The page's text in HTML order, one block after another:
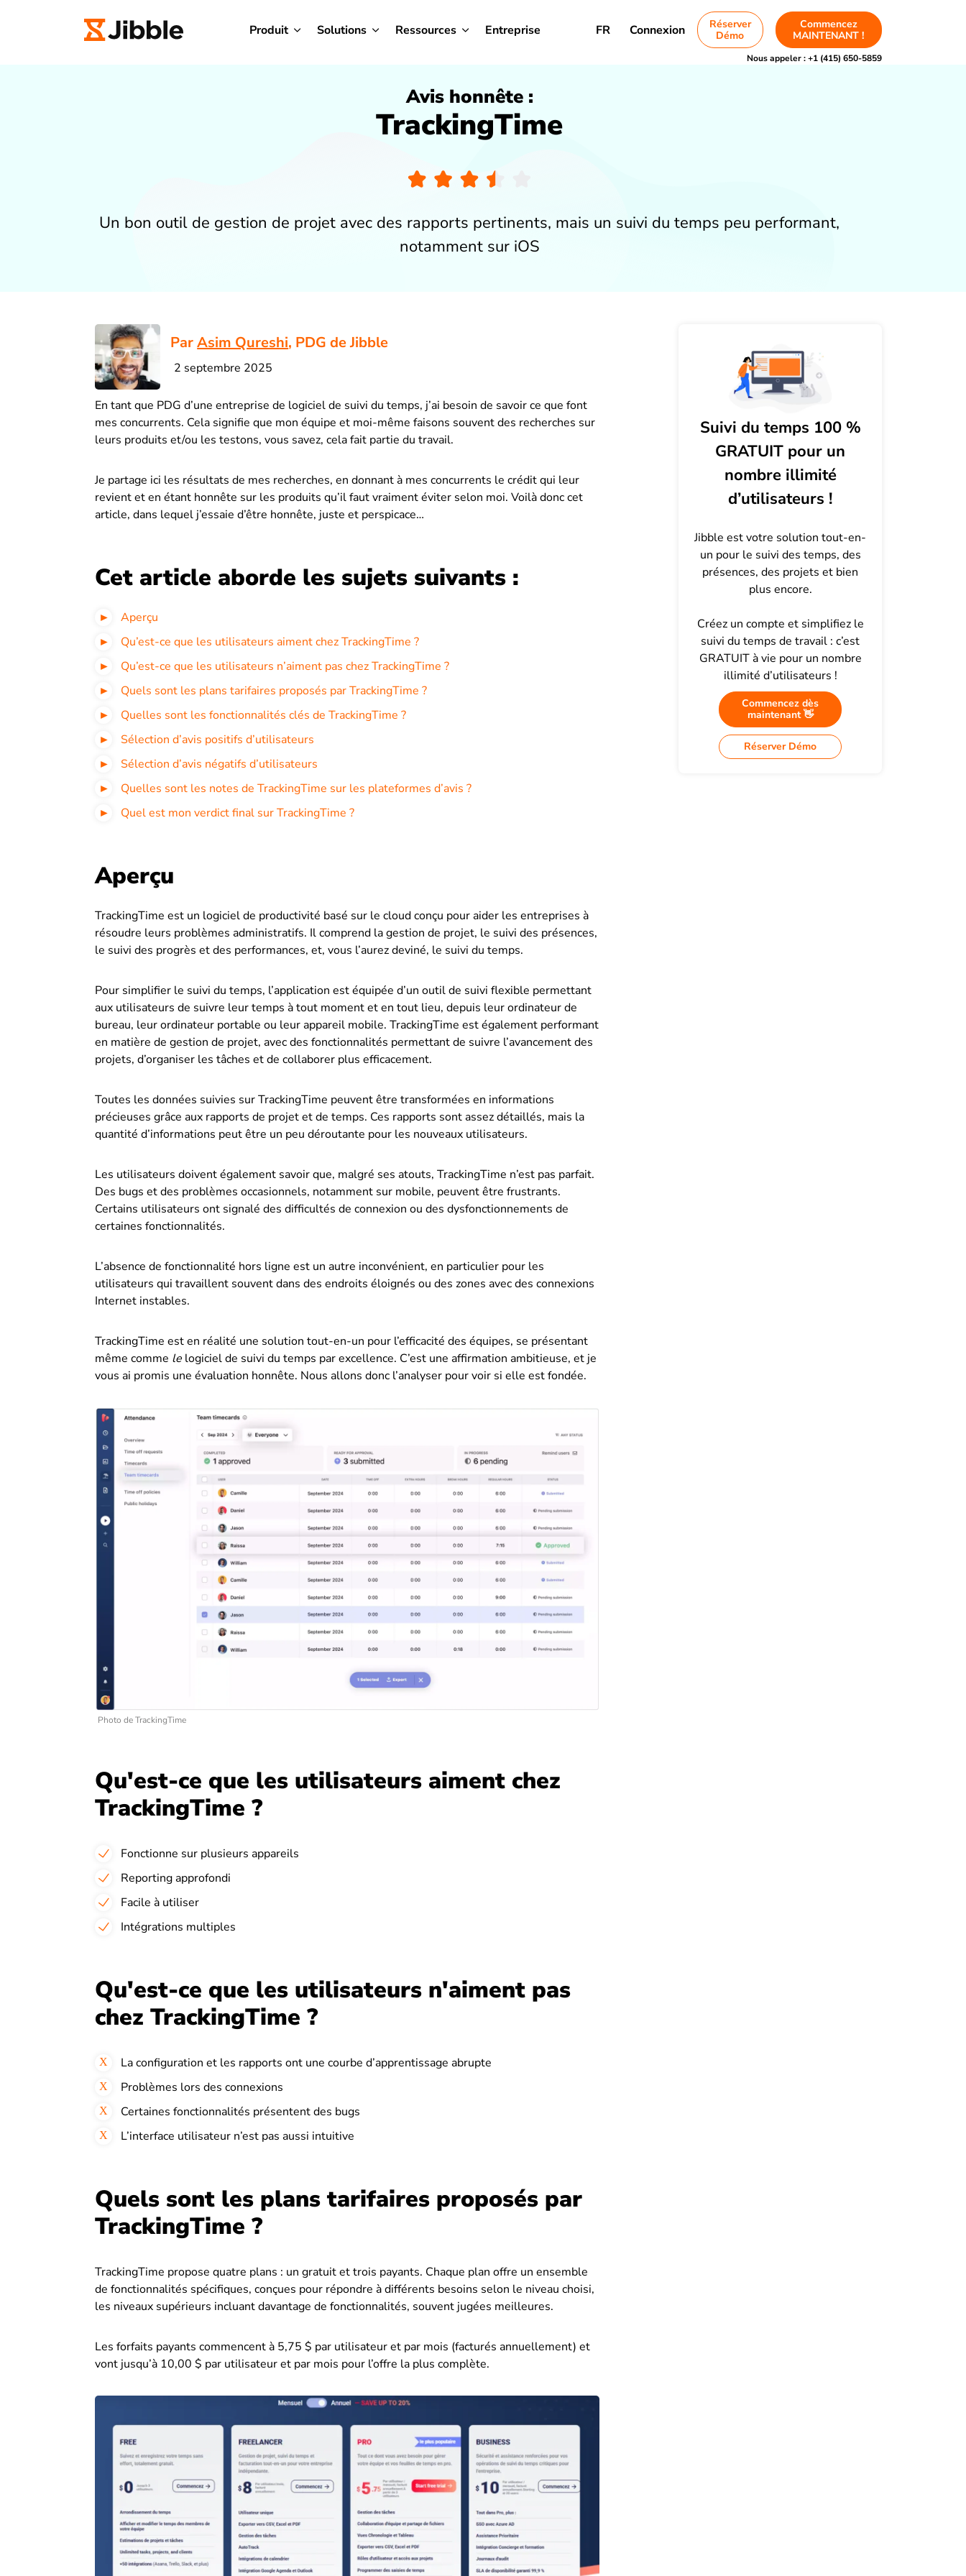
Produit Solutions Ressources Entreprise FR Connexion
Réserver
Démo
Commencez
MAINTENANT !
Nous appeler :+1 (415) 650-5859
Avis honnête :
TrackingTime
Un bon outil de gestion de projet avec des rapports pertinents, mais un suivi du temps peu performant,
notamment sur iOS
ParAsim Qureshi, PDG de Jibble
2 septembre 2025
En tant que PDG d’une entreprise de logiciel de suivi du temps, j’ai besoin de savoir ce que font
mes concurrents. Cela signifie que mon équipe et moi-même faisons souvent des recherches sur
leurs produits et/ou les testons, vous savez, cela fait partie du travail.
Je partage ici les résultats de mes recherches, en donnant à mes concurrents le crédit qui leur
revient et en étant honnête sur les produits qu’il faut vraiment éviter selon moi. Voilà donc cet
article, dans lequel j’essaie d’être honnête, juste et perspicace…
Cet article aborde les sujets suivants :
Aperçu
Qu’est-ce que les utilisateurs aiment chez TrackingTime ?
Qu’est-ce que les utilisateurs n’aiment pas chez TrackingTime ?
Quels sont les plans tarifaires proposés par TrackingTime ?
Quelles sont les fonctionnalités clés de TrackingTime ?
Sélection d’avis positifs d’utilisateurs
Sélection d’avis négatifs d’utilisateurs
Quelles sont les notes de TrackingTime sur les plateformes d’avis ?
Quel est mon verdict final sur TrackingTime ?
Aperçu
TrackingTime est un logiciel de productivité basé sur le cloud conçu pour aider les entreprises à
résoudre leurs problèmes administratifs. Il comprend la gestion de projet, le suivi des présences,
le suivi des progrès et des performances, et, vous l’aurez deviné, le suivi du temps.
Pour simplifier le suivi du temps, l’application est équipée d’un outil de suivi flexible permettant
aux utilisateurs de suivre leur temps à tout moment et en tout lieu, depuis leur ordinateur de
bureau, leur ordinateur portable ou leur appareil mobile. TrackingTime est également performant
en matière de gestion de projet, avec des fonctionnalités permettant de suivre l’avancement des
projets, d’organiser les tâches et de collaborer plus efficacement.
Toutes les données suivies sur TrackingTime peuvent être transformées en informations
précieuses grâce aux rapports de projet et de temps. Ces rapports sont assez détaillés, mais la
quantité d’informations peut être un peu déroutante pour les nouveaux utilisateurs.
Les utilisateurs doivent également savoir que, malgré ses atouts, TrackingTime n’est pas parfait.
Des bugs et des problèmes occasionnels, notamment sur mobile, peuvent être frustrants.
Certains utilisateurs ont signalé des difficultés de connexion ou des dysfonctionnements de
certaines fonctionnalités.
L’absence de fonctionnalité hors ligne est un autre inconvénient, en particulier pour les
utilisateurs qui travaillent souvent dans des endroits éloignés ou des zones avec des connexions
Internet instables.
TrackingTime est en réalité une solution tout-en-un pour l’efficacité des équipes, se présentant
même comme le logiciel de suivi du temps par excellence. C’est une affirmation ambitieuse, et je
vous ai promis une évaluation honnête. Nous allons donc l’analyser pour voir si elle est fondée.
Photo de TrackingTime
Qu'est-ce que les utilisateurs aiment chez
TrackingTime ?
Fonctionne sur plusieurs appareils
Reporting approfondi
Facile à utiliser
Intégrations multiples
Qu'est-ce que les utilisateurs n'aiment pas
chez TrackingTime ?
La configuration et les rapports ont une courbe d’apprentissage abrupte
Problèmes lors des connexions
Certaines fonctionnalités présentent des bugs
L’interface utilisateur n’est pas aussi intuitive
Quels sont les plans tarifaires proposés par
TrackingTime ?
TrackingTime propose quatre plans : un gratuit et trois payants. Chaque plan offre un ensemble
de fonctionnalités spécifiques, conçues pour répondre à différents besoins selon le niveau choisi,
les niveaux supérieurs incluant davantage de fonctionnalités, souvent jugées meilleures.
Les forfaits payants commencent à 5,75 $ par utilisateur et par mois (facturés annuellement) et
vont jusqu’à 10,00 $ par utilisateur et par mois pour l’offre la plus complète.
Suivi du temps 100 %
GRATUIT pour un
nombre illimité
d’utilisateurs !
Jibble est votre solution tout-en-
un pour le suivi des temps, des
présences, des projets et bien
plus encore.
Créez un compte et simplifiez le
suivi du temps de travail : c’est
GRATUIT à vie pour un nombre
illimité d’utilisateurs !
Commencez dès
maintenant 👋
Réserver Démo